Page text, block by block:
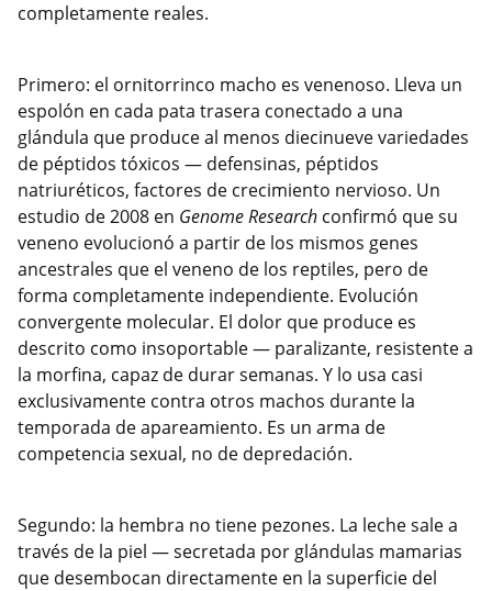
completamente reales.
Primero: el ornitorrinco macho es venenoso. Lleva un
espolón en cada pata trasera conectado a una
glándula que produce al menos diecinueve variedades
de péptidos tóxicos — defensinas, péptidos
natriuréticos, factores de crecimiento nervioso. Un
estudio de 2008 en Genome Research confirmó que su
veneno evolucionó a partir de los mismos genes
ancestrales que el veneno de los reptiles, pero de
forma completamente independiente. Evolución
convergente molecular. El dolor que produce es
descrito como insoportable — paralizante, resistente a
la morfina, capaz de durar semanas. Y lo usa casi
exclusivamente contra otros machos durante la
temporada de apareamiento. Es un arma de
competencia sexual, no de depredación.
Segundo: la hembra no tiene pezones. La leche sale a
través de la piel — secretada por glándulas mamarias
que desembocan directamente en la superficie del